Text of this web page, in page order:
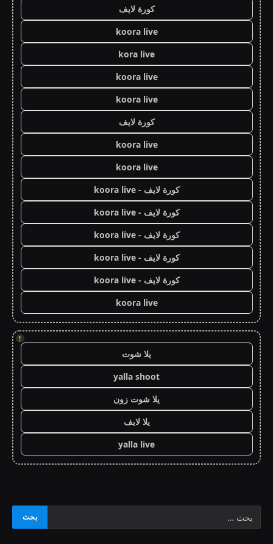
كورة لايف
koora live
kora live
koora live
koora live
كورة لايف
koora live
koora live
كورة لايف - koora live
كورة لايف - koora live
كورة لايف - koora live
كورة لايف - koora live
كورة لايف - koora live
koora live
!
يلا شوت
yalla shoot
يلا شوت زون
يلا لايف
yalla live